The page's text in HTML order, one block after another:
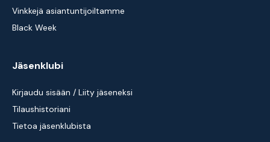
Vinkkejä asiantuntijoiltamme
Black Week
Jäsenklubi
Kirjaudu sisään / Liity jäseneksi
Tilaushistoriani
Tietoa jäsenklubista